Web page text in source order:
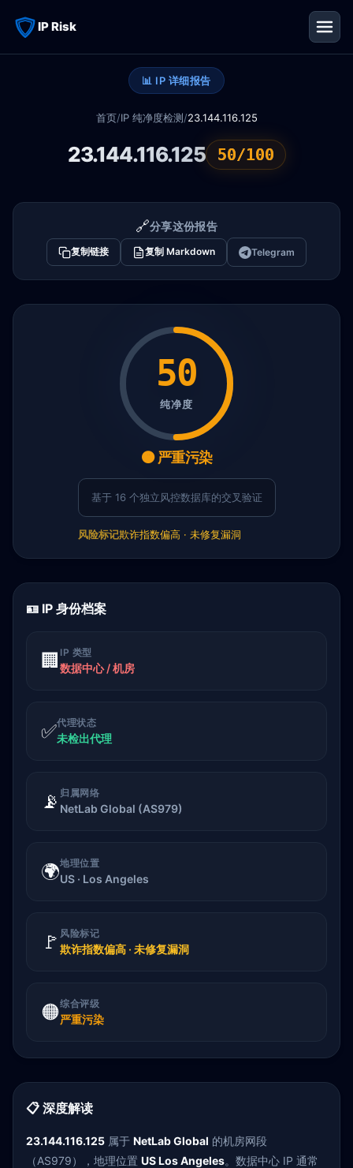
IP Risk
📊 IP 详细报告
首页/IP 纯净度检测/23.144.116.125
23.144.116.125 50/100
🔗分享这份报告
复制链接 复制 Markdown Telegram
50
纯净度
🟠 严重污染
基于 16 个独立风控数据库的交叉验证
风险标记欺诈指数偏高 · 未修复漏洞
🪪 IP 身份档案
🏢 IP 类型
数据中心 / 机房
✅代理状态
未检出代理
📡 归属网络
NetLab Global (AS979)
🌍地理位置
US · Los Angeles
🚩 风险标记
欺诈指数偏高 · 未修复漏洞
🟠综合评级
严重污染
📋 深度解读
23.144.116.125 属于 NetLab Global 的机房网段
（AS979），地理位置 US Los Angeles。数据中心 IP 通常